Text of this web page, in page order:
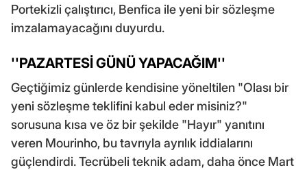
Portekizli çalıştırıcı, Benfica ile yeni bir sözleşme
imzalamayacağını duyurdu.
''PAZARTESİ GÜNÜ YAPACAĞIM''
Geçtiğimiz günlerde kendisine yöneltilen "Olası bir
yeni sözleşme teklifini kabul eder misiniz?"
sorusuna kısa ve öz bir şekilde "Hayır" yanıtını
veren Mourinho, bu tavrıyla ayrılık iddialarını
güçlendirdi. Tecrübeli teknik adam, daha önce Mart